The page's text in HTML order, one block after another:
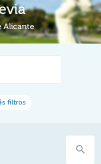
Alicante
filtros
search